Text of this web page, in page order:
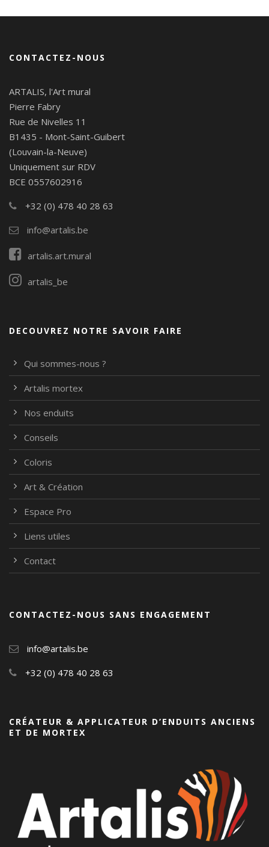
CONTACTEZ-NOUS
ARTALIS, l'Art mural
Pierre Fabry
Rue de Nivelles 11
B1435 - Mont-Saint-Guibert
(Louvain-la-Neuve)
Uniquement sur RDV
BCE 0557602916
+32 (0) 478 40 28 63
info@artalis.be
artalis.art.mural
artalis_be
DECOUVREZ NOTRE SAVOIR FAIRE
Qui sommes-nous ?
Artalis mortex
Nos enduits
Conseils
Coloris
Art & Création
Espace Pro
Liens utiles
Contact
CONTACTEZ-NOUS SANS ENGAGEMENT
info@artalis.be
+32 (0) 478 40 28 63
CRÉATEUR & APPLICATEUR D’ENDUITS ANCIENS
ET DE MORTEX